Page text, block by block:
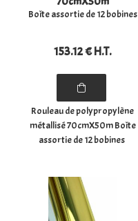
Boîte assortie de 12 bobines
153.12€H.T.
Rouleau de polypropylène
métallisé 70cmX50m Boîte
assortie de 12 bobines